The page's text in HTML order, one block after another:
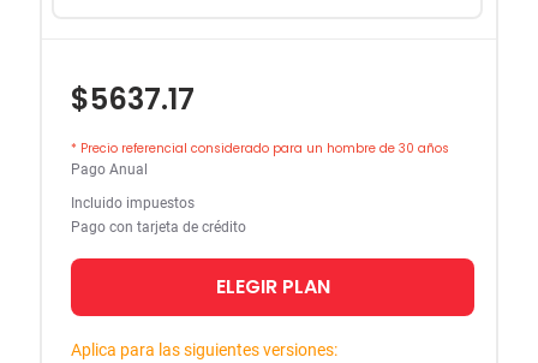
$5637.17
* Precio referencial considerado para un hombre de 30 años
Pago Anual
Incluido impuestos
Pago con tarjeta de crédito
ELEGIR PLAN
Aplica para las siguientes versiones: